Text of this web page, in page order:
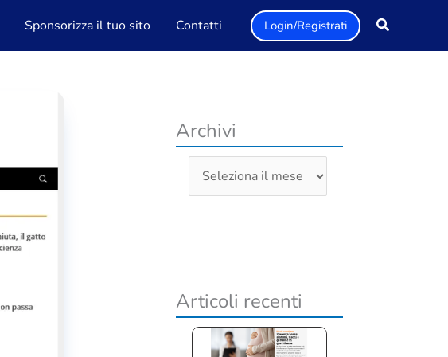
Sponsorizza il tuo sito Contatti Login/Registrati
Archivi
r
v
i
Articoli recenti